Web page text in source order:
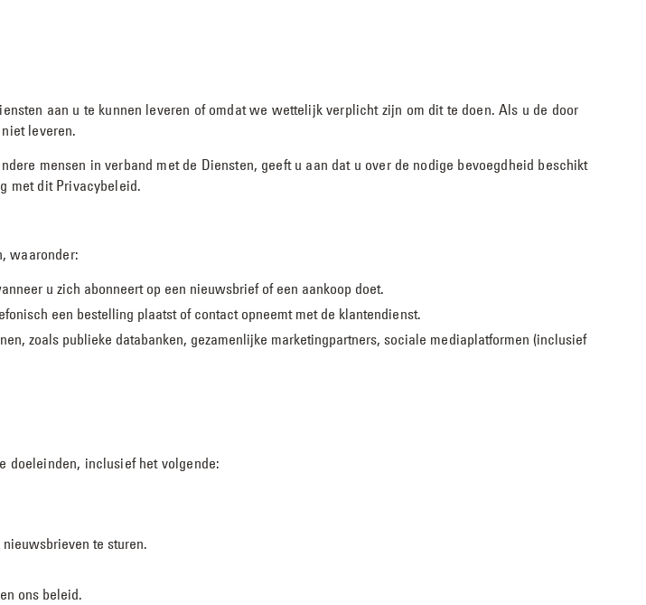
aan u te kunnen leveren of omdat we wettelijk verplicht zijn om dit te doen. Als u de door
leveren.
mensen in verband met de Diensten, geeft u aan dat u over de nodige bevoegdheid beschikt
met dit Privacybeleid.
waaronder:
u zich abonneert op een nieuwsbrief of een aankoop doet.
een bestelling plaatst of contact opneemt met de klantendienst.
zoals publieke databanken, gezamenlijke marketingpartners, sociale mediaplatformen (inclusief
doeleinden, inclusief het volgende:
te sturen.
ons beleid.